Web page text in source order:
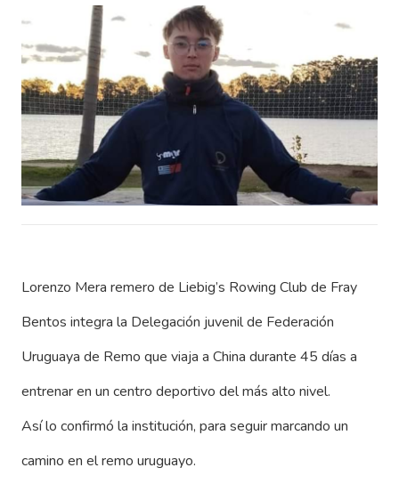
Lorenzo Mera remero de Liebig’s Rowing Club de Fray
Bentos integra la Delegación juvenil de Federación
Uruguaya de Remo que viaja a China durante 45 días a
entrenar en un centro deportivo del más alto nivel.
Así lo confirmó la institución, para seguir marcando un
camino en el remo uruguayo.